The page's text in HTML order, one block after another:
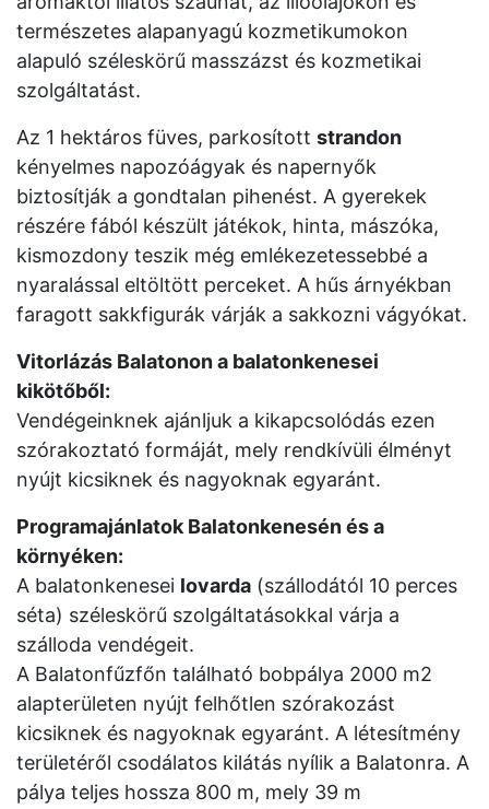
természetes alapanyagú kozmetikumokon
alapuló széleskörű masszázst és kozmetikai
szolgáltatást.
Az 1 hektáros füves, parkosított strandon
kényelmes napozóágyak és napernyők
biztosítják a gondtalan pihenést. A gyerekek
részére fából készült játékok, hinta, mászóka,
kismozdony teszik még emlékezetessebbé a
nyaralással eltöltött perceket. A hűs árnyékban
faragott sakkfigurák várják a sakkozni vágyókat.
Vitorlázás Balatonon a balatonkenesei
kikötőből:
Vendégeinknek ajánljuk a kikapcsolódás ezen
szórakoztató formáját, mely rendkívüli élményt
nyújt kicsiknek és nagyoknak egyaránt.
Programajánlatok Balatonkenesén és a
környéken:
A balatonkenesei lovarda (szállodától 10 perces
séta) széleskörű szolgáltatásokkal várja a
szálloda vendégeit.
A Balatonfűzfőn található bobpálya 2000 m2
alapterületen nyújt felhőtlen szórakozást
kicsiknek és nagyoknak egyaránt. A létesítmény
területéről csodálatos kilátás nyílik a Balatonra. A
pálya teljes hossza 800 m, mely 39 m